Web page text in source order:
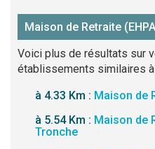
Maison de Retraite
Voici plus de résultats sur
établissements similaires
à 4.33 Km : Maison de
à 5.54 Km : Maison de
Tronche